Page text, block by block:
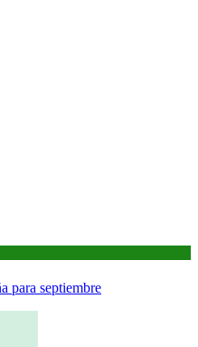
para septiembre